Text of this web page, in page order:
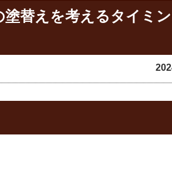
塗替えを考えるタイミ